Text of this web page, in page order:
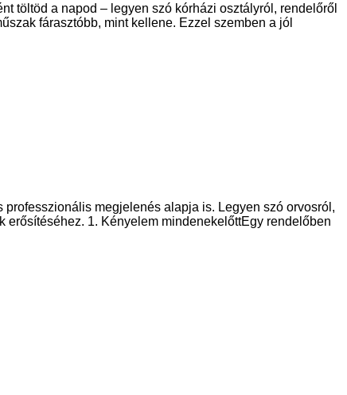
töltöd a napod – legyen szó kórházi osztályról, rendelőről
fárasztóbb, mint kellene. Ezzel szemben a jól
megjelenés alapja is. Legyen szó orvosról,
1. Kényelem mindenekelőttEgy rendelőben